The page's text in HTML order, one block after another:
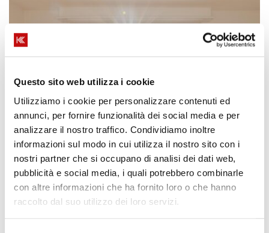
Questo sito web utilizza i cookie
Utilizziamo i cookie per personalizzare contenuti ed
annunci, per fornire funzionalità dei social media e per
analizzare il nostro traffico. Condividiamo inoltre
informazioni sul modo in cui utilizza il nostro sito con i
nostri partner che si occupano di analisi dei dati web,
pubblicità e social media, i quali potrebbero combinarle
con altre informazioni che ha fornito loro o che hanno
raccolto dal suo utilizzo dei loro servizi.
CURIOSITÀ
I cassonetti delle finestre: qual è
la loro funzione e perché sono
importanti
Scritto da Korus
ALTRO IN: CURIOSITÀ